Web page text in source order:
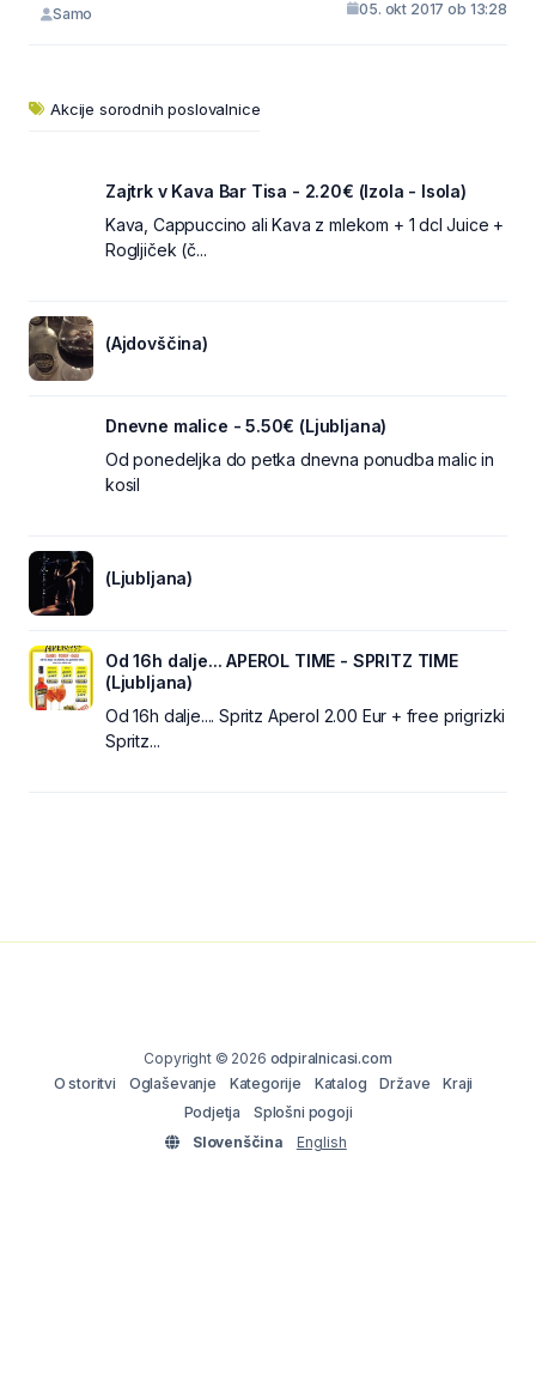
Samo 05. okt 2017 ob 13:28
Akcije sorodnih poslovalnice
Zajtrk v Kava Bar Tisa - 2.20€ (Izola - Isola)
Kava, Cappuccino ali Kava z mlekom + 1 dcl Juice +
Rogljiček (č...
(Ajdovščina)
Dnevne malice - 5.50€ (Ljubljana)
Od ponedeljka do petka dnevna ponudba malic in
kosil
(Ljubljana)
Od 16h dalje... APEROL TIME - SPRITZ TIME
(Ljubljana)
Od 16h dalje.... Spritz Aperol 2.00 Eur + free prigrizki
Spritz...
Copyright © 2026 odpiralnicasi.com
O storitvi
Oglaševanje Kategorije Katalog Države
Kraji
Podjetja
Splošni pogoji
Slovenščina
English